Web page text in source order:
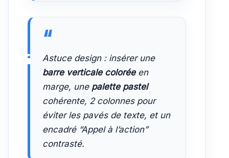
Astuce design : insérer une
barre verticale coloréeen
marge, une palette pastel
cohérente, 2 colonnes pour
éviter les pavés de texte, et un
encadré “Appel à l’action”
contrasté.